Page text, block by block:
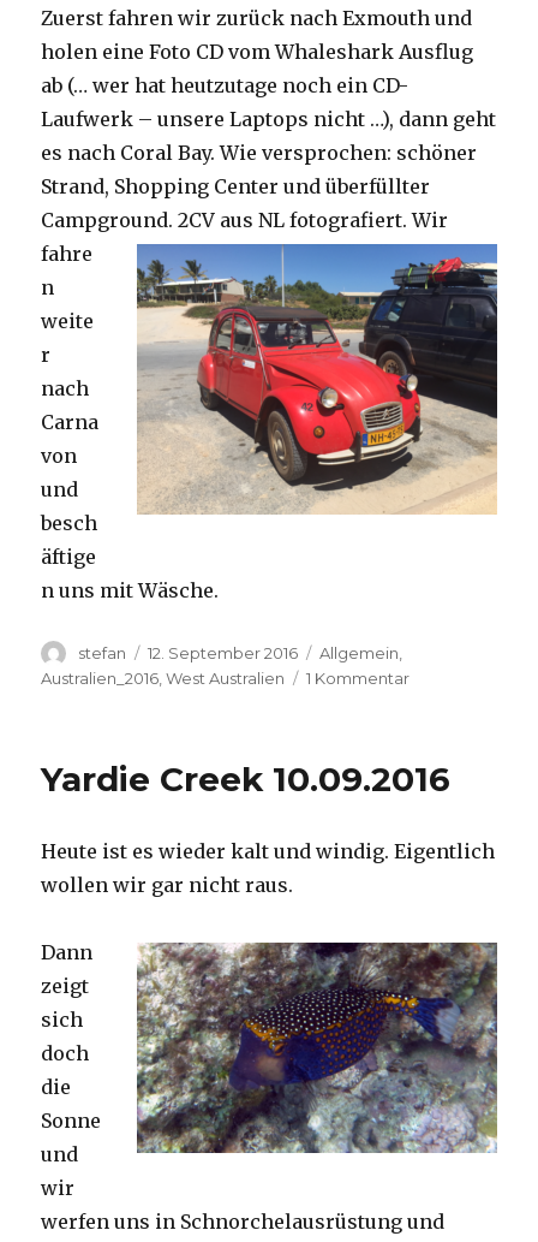
Zuerst fahren wir zurück nach Exmouth und
holen eine Foto CD vom Whaleshark Ausflug
ab (… wer hat heutzutage noch ein CD-
Laufwerk – unsere Laptops nicht …), dann geht
es nach Coral Bay. Wie versprochen: schöner
Strand, Shopping Center und überfüllter
Campground.2CV aus NL fotografiert. Wir
fahre
n
weite
r
nach
Carna
von
und
besch
äftige
n uns mit Wäsche.
Autor
stefan
Veröffentlicht
am
12. September 2016 Kategorien
Allgemein
Australien_2016 ,West Australien 1 Kommentarzu
Yardie Creek 10.09.2016
Heute ist es wieder kalt und windig. Eigentlich
wollen wir gar nicht raus.
Dann
zeigt
sich
doch
die
Sonne
und
wir
werfen uns in Schnorchelausrüstung und